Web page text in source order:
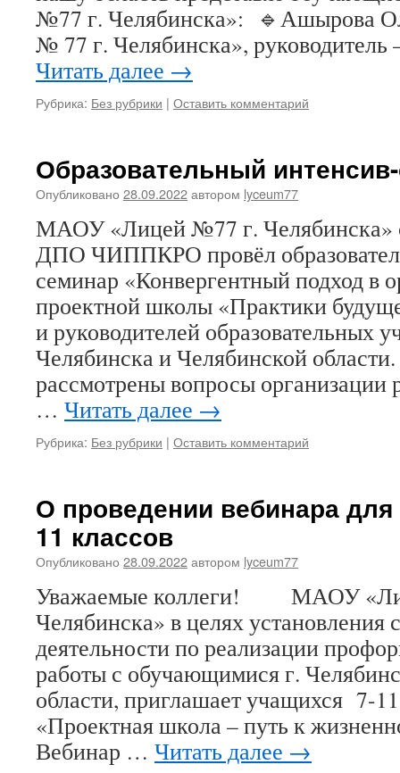
№77 г. Челябинска»: 🔹Ашырова
№ 77 г. Челябинска»,
Читать далее →
Рубрика: Без рубрики | Оставить комментарий
Образовательный
Опубликовано 28.09.2022автором lyceum77
МАОУ «Лицей №77 г. Челябинска»
ДПО ЧИППКРО провёл
семинар «Конвергентный подход в
проектной школы «Практики
и руководителей образовательных
Челябинска и Челябинской
рассмотрены вопросы организации
… Читать далее →
Рубрика: Без рубрики | Оставить комментарий
О проведении вебинара
11 классов
Опубликовано 28.09.2022автором lyceum77
Уважаемые коллеги! МАОУ
Челябинска» в целях установления
деятельности по реализации
работы с обучающимися г.
области, приглашает учащихся 7-
«Проектная школа – путь к
Вебинар … Читать далее →